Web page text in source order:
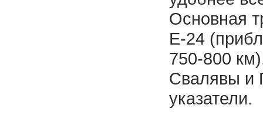
Основная
Е-24
750-800
Свалявы и
указатели.